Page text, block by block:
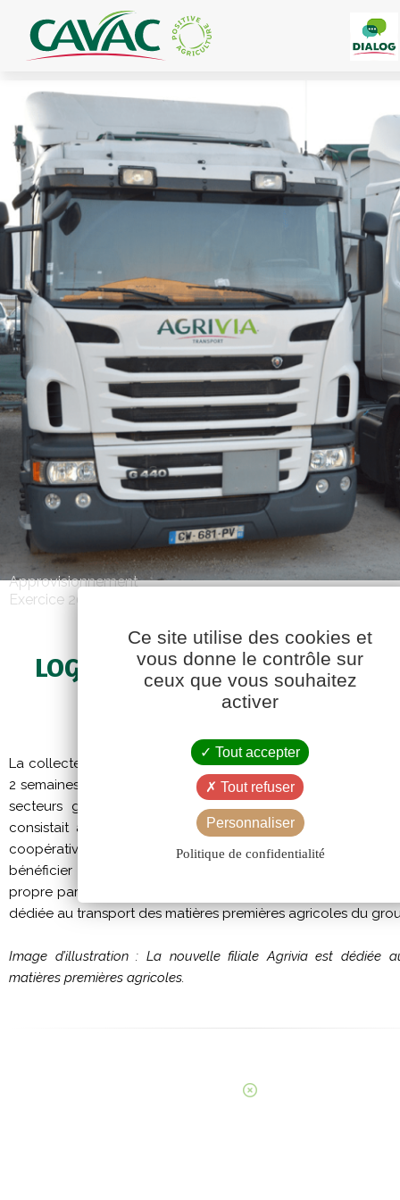
Approvisionnement
Exercice 2016-2017
LOGISTIQUE : UNE COLLECTE
TAMBOUR BATTANT
La collecte estivale était tardive en 2016 et particulièrement
2 semaines. Tout est arrivé à maturité en même temps :
secteurs géographiques et les variétés. Pour la
consistait à gérer cet afflux de marchandise. Comme
coopérative a fait appel à des transporteurs extérieurs, ce
bénéficier d’une centaine de bennes supplémentaires
propre parc. L’exercice est marqué par la création
dédiée au transport des matières premières agricoles du
Image d’illustration : La nouvelle filiale Agrivia est dédiée
matières premières agricoles.
Panneau de gestion des cookies
Ce site utilise des cookies et
vous donne le contrôle sur
ceux que vous souhaitez
activer
Tout accepter
Tout refuser
Personnaliser
Politique de confidentialité